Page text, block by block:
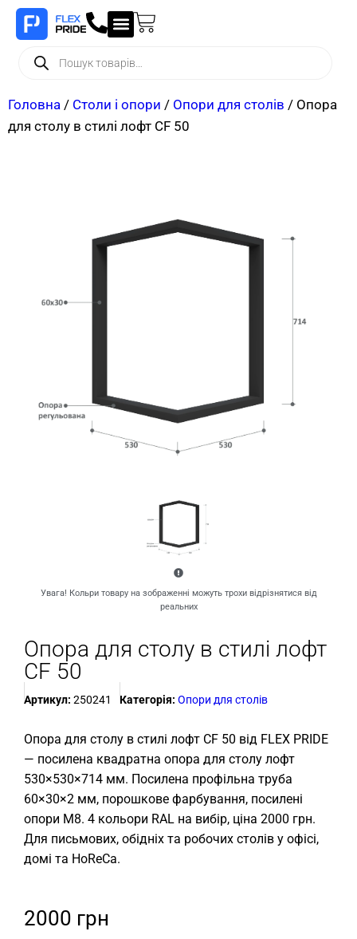
Головна / Столи і опори / Опори для столів / Опора
для столу в стилі лофт CF 50
Увага! Кольри товару на зображенні можуть трохи відрізнятися від
реальних
Опора для столу в стилі лофт
CF 50
Артикул: 250241 Категорія: Опори для столів
Опора для столу в стилі лофт CF 50 від FLEX PRIDE
— посилена квадратна опора для столу лофт
530×530×714 мм. Посилена профільна труба
60×30×2 мм, порошкове фарбування, посилені
опори М8. 4 кольори RAL на вибір, ціна 2000 грн.
Для письмових, обідніх та робочих столів у офісі,
домі та HoReCa.
2000 грн